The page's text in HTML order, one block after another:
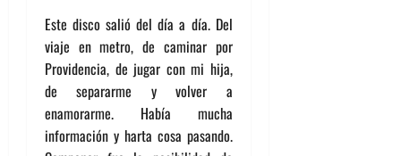
Este disco salió del día a día. Del
viaje en metro, de caminar por
Providencia, de jugar con mi hija,
de separarme y volver a
enamorarme. Había mucha
información y harta cosa pasando.